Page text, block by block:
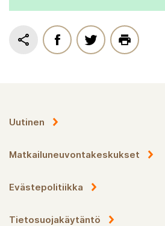
Uutinen
Matkailuneuvontakeskukset
Evästepolitiikka
Tietosuojakäytäntö